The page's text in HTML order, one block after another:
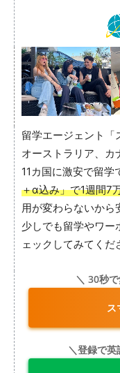
留学エージェント「
オーストラリア、カ
11カ国に激安で留学
＋α込み」で1週間7
用が変わらないから
少しでも留学やワー
ェックしてみてくだ
＼ 30秒
ス
＼登録で英